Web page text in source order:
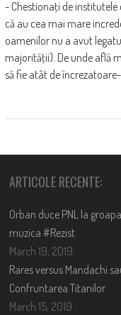
- Chestionaţi de institutele
că au cea mai mare
oamenilor nu a avut
majorităţii). De unde află
să fie atât de
ARTICOLE RECENTE:
Orban duce PNL la
muzica #Rezist
March 19, 2019
Rares versus Mandachi
Confruntarea Titanilor
March 15, 2019